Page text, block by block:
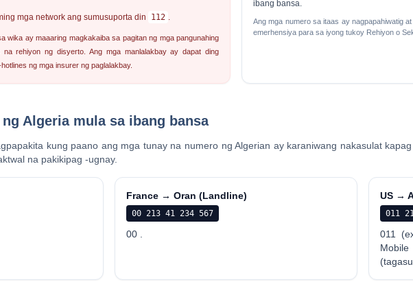
mga network ang sumusuporta din 112 .
wika ay maaaring magkakaiba sa pagitan ng mga pangunahing
rehiyon ng disyerto. Ang mga manlalakbay ay dapat ding
ng mga insurer ng paglalakbay.
ibang bansa.
Ang mga numero sa itaas ay nagpapahiwatig
emerhensiya para sa iyong tukoy Rehiyon o
Algeria mula sa ibang bansa
kung paano ang mga tunay na numero ng Algerian ay karaniwang nakasulat
na pakikipag -ugnay.
France → Oran (Landline)
00 213 41 234 567
00 .
US →
011
011